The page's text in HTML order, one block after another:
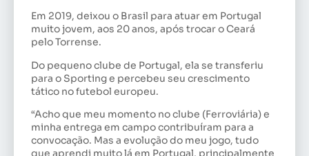
Em 2019, deixou o Brasil para atuar em Portugal
muito jovem, aos 20 anos, após trocar o Ceará
pelo Torrense.
Do pequeno clube de Portugal, ela se transferiu
para o Sporting e percebeu seu crescimento
tático no futebol europeu.
“Acho que meu momento no clube (Ferroviária) e
minha entrega em campo contribuíram para a
convocação. Mas a evolução do meu jogo, tudo
que aprendi muito lá em Portugal, principalmente